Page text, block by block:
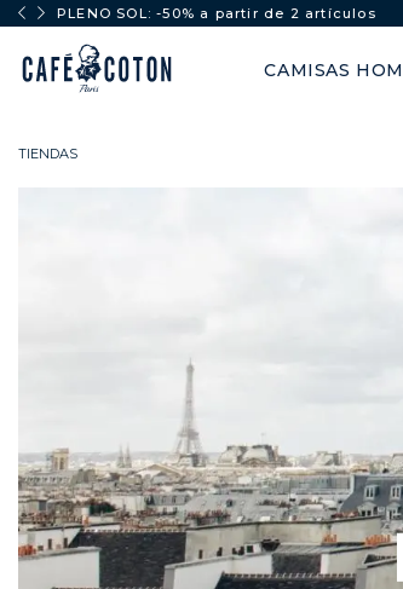
PLENO SOL: -50% a partir de 2 artículos
CAMISAS
TIENDAS